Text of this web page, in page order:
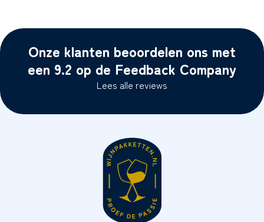
Onze klanten beoordelen ons met
een 9.2 op de Feedback Company
Lees alle reviews